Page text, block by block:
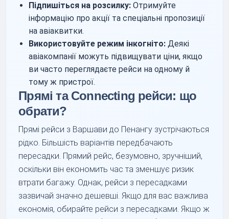
Підпишіться на розсилку: Отримуйте
інформацію про акції та спеціальні пропозиції
на авіаквитки.
Використовуйте режим інкогніто: Деякі
авіакомпанії можуть підвищувати ціни, якщо
ви часто переглядаєте рейси на одному й
тому ж пристрої.
Прямі та Connecting рейси: що
обрати?
Прямі рейси з Варшави до Пенангу зустрічаються
рідко. Більшість варіантів передбачають
пересадки. Прямий рейс, безумовно, зручніший,
оскільки він економить час та зменшує ризик
втрати багажу. Однак, рейси з пересадками
зазвичай значно дешевші. Якщо для вас важлива
економія, обирайте рейси з пересадками. Якщо ж